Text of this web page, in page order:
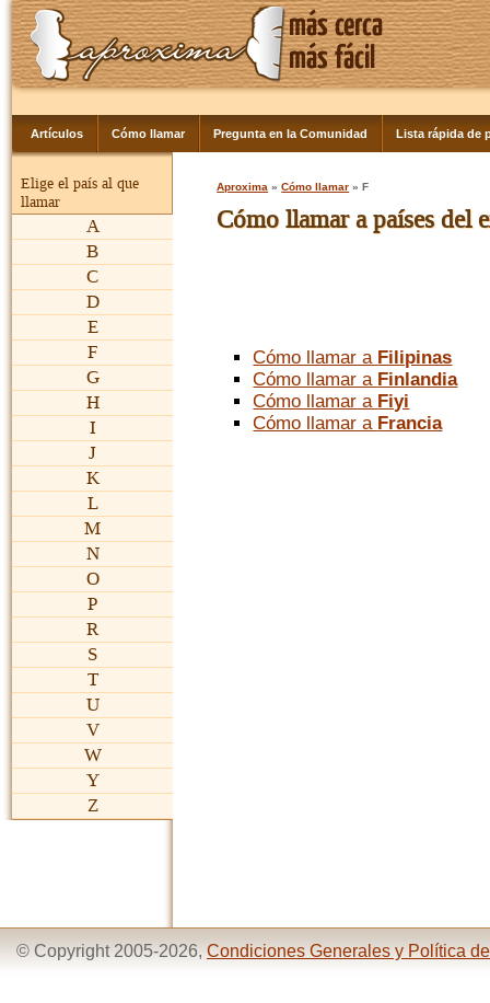
Artículos Cómo llamar Pregunta en la Comunidad Lista rápida de
Elige el país al que
llamar
A
B
C
D
E
F
G
H
I
J
K
L
M
N
O
P
R
S
T
U
V
W
Y
Z
Aproxima »Cómo llamar » F
Cómo llamar a países del
Cómo llamar a Filipinas
Cómo llamar a Finlandia
Cómo llamar a Fiyi
Cómo llamar a Francia
© Copyright 2005-2026, Condiciones Generales y Política